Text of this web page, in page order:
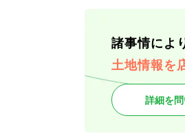
諸事情によ
土地情報を
詳細を